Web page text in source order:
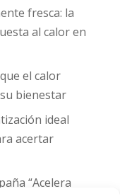
fresca: la
al calor en
el calor
bienestar
ideal
acertar
“Acelera